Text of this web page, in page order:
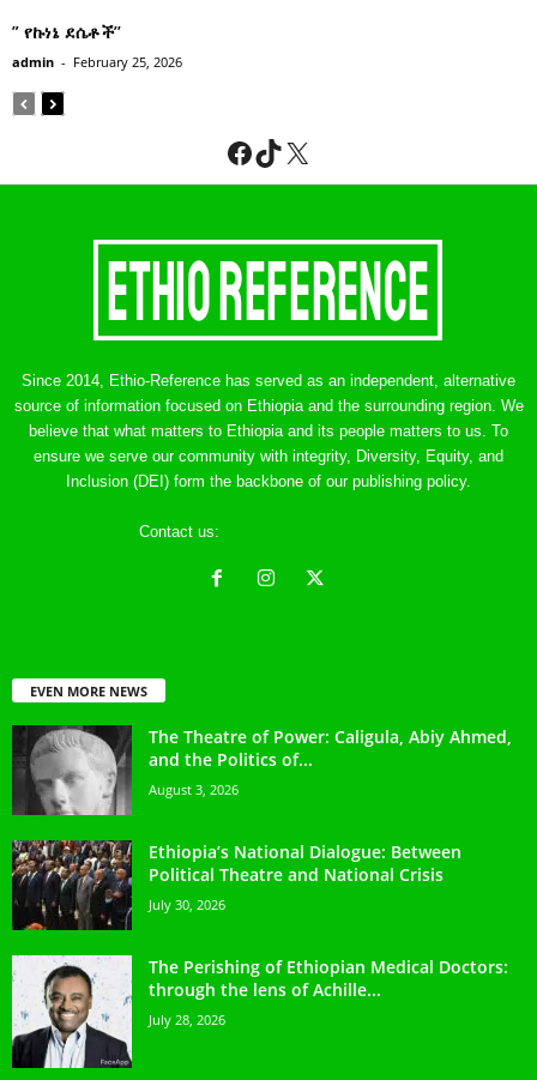
” የኩነኔ ደሴቶች’’
admin - February 25, 2026
Facebook
TikTok
X
Since 2014, Ethio-Reference has served as an independent, alternative
source of information focused on Ethiopia and the surrounding region. We
believe that what matters to Ethiopia and its people matters to us. To
ensure we serve our community with integrity, Diversity, Equity, and
Inclusion (DEI) form the backbone of our publishing policy.
Contact us:
EVEN MORE NEWS
The Theatre of Power: Caligula, Abiy Ahmed,
and the Politics of...
August 3, 2026
Ethiopia’s National Dialogue: Between
Political Theatre and National Crisis
July 30, 2026
The Perishing of Ethiopian Medical Doctors:
through the lens of Achille...
July 28, 2026